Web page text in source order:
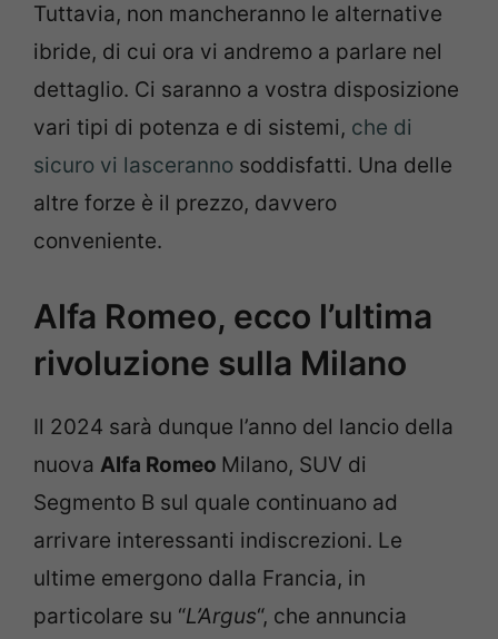
Tuttavia, non mancheranno le alternative
ibride, di cui ora vi andremo a parlare nel
dettaglio. Ci saranno a vostra disposizione
vari tipi di potenza e di sistemi, che di
sicuro vi lasceranno soddisfatti. Una delle
altre forze è il prezzo, davvero
conveniente.
Alfa Romeo, ecco l’ultima
rivoluzione sulla Milano
Il 2024 sarà dunque l’anno del lancio della
nuova Alfa Romeo Milano, SUV di
Segmento B sul quale continuano ad
arrivare interessanti indiscrezioni. Le
ultime emergono dalla Francia, in
particolare su “L’Argus“, che annuncia